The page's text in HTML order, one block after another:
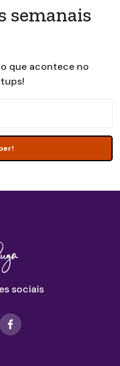
semanais
que acontece no
sociais